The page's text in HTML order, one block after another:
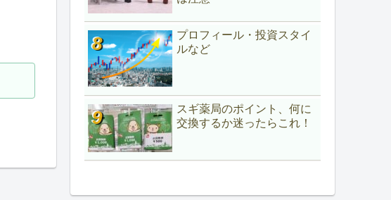
プロフィール・投資スタイ
ルなど
スギ薬局のポイント、何に
交換するか迷ったらこれ！